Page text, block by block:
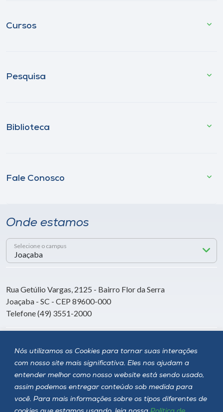
Nós utilizamos os Cookies para tornar suas interações
com nosso site mais significativa. Eles nos ajudam a
entender melhor como nosso website está sendo usado,
assim podemos entregar conteúdo sob medida para
você. Para mais informações sobre os tipos diferentes de
Cursos
Pesquisa
Biblioteca
Fale Conosco
Onde estamos
Selecione o campus
Rua Getúlio Vargas, 2125 - Bairro Flor da Serra
Joaçaba - SC - CEP 89600-000
Telefone (49) 3551-2000
Siga a Unoesc